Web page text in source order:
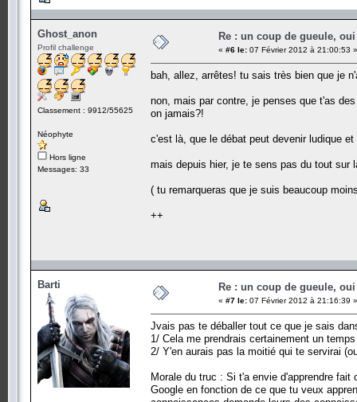
Ghost_anon
Profil challenge
Classement : 9912/55625
Néophyte
Hors ligne
Messages: 33
Re : un coup de gueule, oui
« #6 le: 07 Février 2012 à 21:00:53 »
bah, allez, arrêtes! tu sais très bien que je
non, mais par contre, je penses que t'as
on jamais?!
c'est là, que le débat peut devenir ludique
mais depuis hier, je te sens pas du tout sur
( tu remarqueras que je suis beaucoup
++
Barti Re : un coup de gueule, oui
« #7 le: 07 Février 2012 à 21:16:39 »
Jvais pas te déballer tout ce que je sais
1/ Cela me prendrais certainement un
2/ Y'en aurais pas la moitié qui te servirai
Morale du truc : Si t'a envie d'apprendre
Google en fonction de ce que tu veux